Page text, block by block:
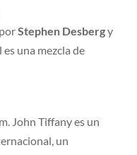
Stephen Desbergy
es una mezcla de
John Tiffany es un
un